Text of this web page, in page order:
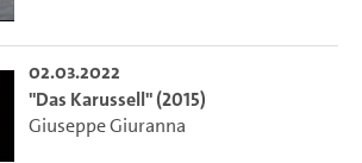
02.03.2022
"Das Karussell" (2015)
Giuseppe Giuranna